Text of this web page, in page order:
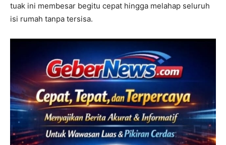
tuak ini membesar begitu cepat hingga melahap seluruh
isi rumah tanpa tersisa.